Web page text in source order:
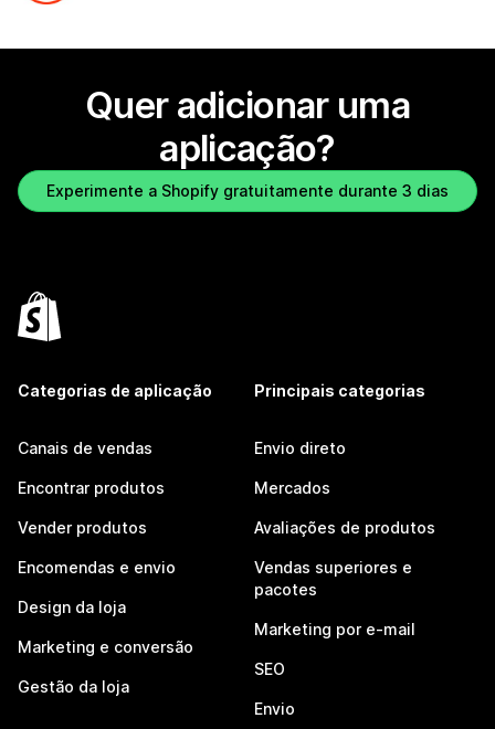
Quer adicionar uma
aplicação?
Experimente a Shopify gratuitamente durante 3 dias
Categorias de aplicação
Canais de vendas
Encontrar produtos
Vender produtos
Encomendas e envio
Design da loja
Marketing e conversão
Gestão da loja
Principais categorias
Envio direto
Mercados
Avaliações de produtos
Vendas superiores e
pacotes
Marketing por e-mail
SEO
Envio